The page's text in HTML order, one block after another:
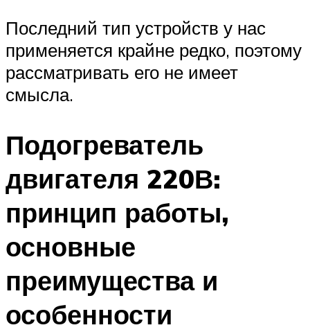
Последний тип устройств у нас
применяется крайне редко, поэтому
рассматривать его не имеет
смысла.
Подогреватель
двигателя 220В:
принцип работы,
основные
преимущества и
особенности